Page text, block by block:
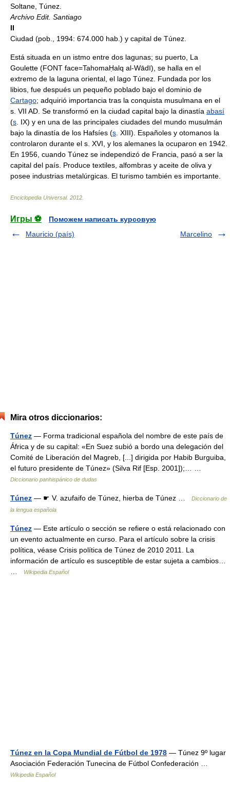
Soltane, Túnez.
Archivo Edit. Santiago
II
Ciudad (pob., 1994: 674.000 hab.) y capital de Túnez.
Está situada en un istmo entre dos lagunas; su puerto, La
Goulette (FONT face=TahomaḤalq al-Wādī), se halla en el
extremo de la laguna oriental, el lago Túnez. Fundada por los
libios, fue después un pequeño poblado bajo el dominio de
Cartago; adquirió importancia tras la conquista musulmana en el
s. VII AD. Se transformó en la ciudad capital bajo la dinastía abasí
(s. IX) y en una de las principales ciudades del mundo musulmán
bajo la dinastía de los Hafsíes (s. XIII). Españoles y otomanos la
controlaron durante el s. XVI, y los alemanes la ocuparon en 1942.
En 1956, cuando Túnez se independizó de Francia, pasó a ser la
capital del país. Produce textiles, alfombras y aceite de oliva y
posee industrias metalúrgicas. El turismo también es importante.
Enciclopedia Universal. 2012
Игры ⚽
Поможем написать курсовую
Mauricio (país)
Marcelino
Mira otros diccionarios:
Túnez — Forma tradicional española del nombre de este país de
África y de su capital: «En Suez subió a bordo una delegación del
Comité de Liberación del Magreb, [...] dirigida por Habib Burguiba,
el futuro presidente de Túnez» (Silva Rif [Esp. 2001]);… …
Diccionario panhispánico de dudas
Túnez — ☛ V. azufaifo de Túnez, hierba de Túnez …
Diccionario de
la lengua española
Túnez — Este artículo o sección se refiere o está relacionado con
un evento actualmente en curso. Para el artículo sobre la crisis
política, véase Crisis política de Túnez de 2010 2011. La
información de artículo es susceptible de estar sujeta a cambios…
…
Wikipedia Español
Túnez en la Copa Mundial de Fútbol de 1978 — Túnez 9º lugar
Asociación Federación Tunecina de Fútbol Confederación …
Wikipedia Español